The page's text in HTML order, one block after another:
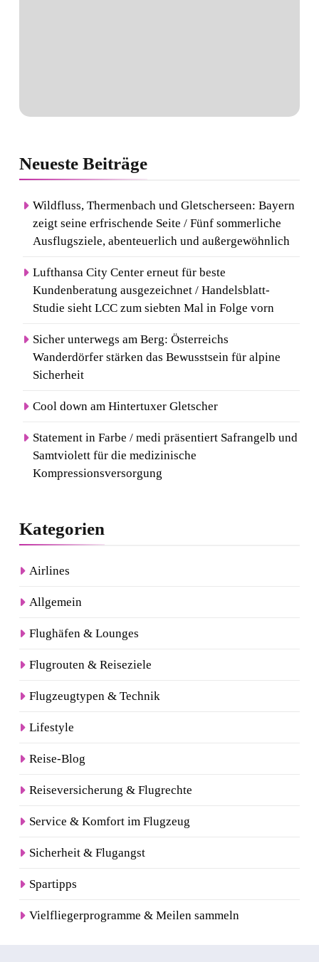
Neueste Beiträge
Wildfluss, Thermenbach und Gletscherseen: Bayern
zeigt seine erfrischende Seite / Fünf sommerliche
Ausflugsziele, abenteuerlich und außergewöhnlich
Lufthansa City Center erneut für beste
Kundenberatung ausgezeichnet / Handelsblatt-
Studie sieht LCC zum siebten Mal in Folge vorn
Sicher unterwegs am Berg: Österreichs
Wanderdörfer stärken das Bewusstsein für alpine
Sicherheit
Cool down am Hintertuxer Gletscher
Statement in Farbe / medi präsentiert Safrangelb und
Samtviolett für die medizinische
Kompressionsversorgung
Kategorien
Airlines
Allgemein
Flughäfen & Lounges
Flugrouten & Reiseziele
Flugzeugtypen & Technik
Lifestyle
Reise-Blog
Reiseversicherung & Flugrechte
Service & Komfort im Flugzeug
Sicherheit & Flugangst
Spartipps
Vielfliegerprogramme & Meilen sammeln